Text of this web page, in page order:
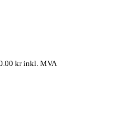
krinkl. MVA